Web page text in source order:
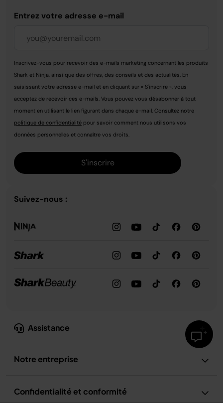
Assistance
Notre entreprise
Confidentialité et conformité
Entrez votre adresse e-mail
Inscrivez-vous pour recevoir des e-mails marketing concernant les produits
Shark et Ninja, ainsi que des offres, des conseils et des actualités. En
saisissant votre adresse e-mail et en cliquant sur « S'inscrire », vous
acceptez de recevoir ces e-mails. Vous pouvez vous désabonner à tout
moment en utilisant le lien figurant dans chaque e-mail. Consultez notre
politique de confidentialité pour savoir comment nous utilisons vos
données personnelles et connaître vos droits.
S'inscrire
Suivez-nous :